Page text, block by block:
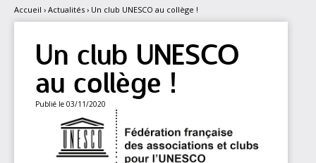
Accueil › Actualités › Un club UNESCO au collège !
Un club UNESCO
au collège !
Publié le 03/11/2020